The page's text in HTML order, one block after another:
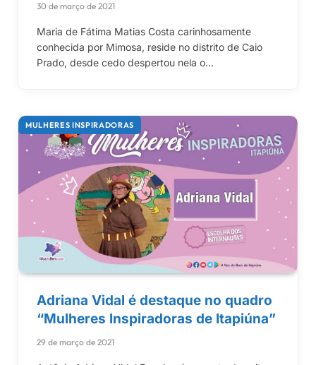
30 de março de 2021
Maria de Fátima Matias Costa carinhosamente
conhecida por Mimosa, reside no distrito de Caio
Prado, desde cedo despertou nela o…
MULHERES INSPIRADORAS
Adriana Vidal é destaque no quadro
“Mulheres Inspiradoras de Itapiúna”
29 de março de 2021